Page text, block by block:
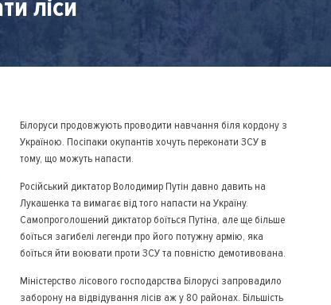
ліси
Білоруси продовжують проводити навчання біля кордону з
Україною. Посіпаки окупантів хочуть переконати ЗСУ в
тому, що можуть напасти.
Російський диктатор Володимир Путін давно давить на
Лукашенка та вимагає від того напасти на Україну.
Самопроголошений диктатор боїться Путіна, але ще більше
боїться загибелі легенди про його потужну армію, яка
боїться йти воювати проти ЗСУ та повністю демотивована.
Міністерство лісового господарства Білорусі запровадило
заборону на відвідування лісів аж у 80 районах. Більшість